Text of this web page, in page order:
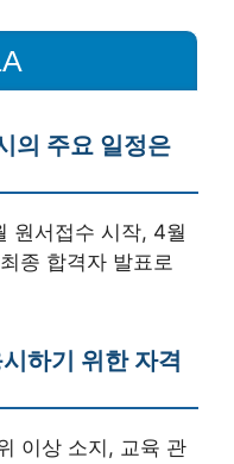
의 주요 일정은
원서접수 시작, 4월
종 합격자 발표로
하기 위한 자격
이상 소지, 교육 관